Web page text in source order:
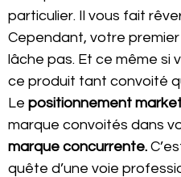
particulier. Il vous fait
Cependant, votre
lâche pas. Et ce même si
ce produit tant convoité
Le positionnement
marque convoités dans
marque concurrente.
quête d’une voie